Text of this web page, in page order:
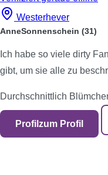
Westerhever
AnneSonnenschein (31)
Ich habe so viele dirty
gibt, um sie alle zu
Durchschnittlich
Profil zum Profil